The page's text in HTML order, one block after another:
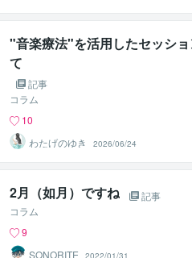
"音楽療法"を活用したセッショ
て
記事
コラム
10
わたげのゆき
2026/06/24
2月（如月）ですね
記事
コラム
9
SONORITE
2022/01/31